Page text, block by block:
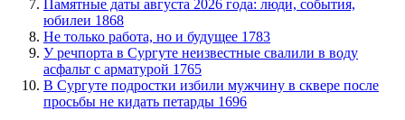
​Памятные даты августа 2026 года: люди, события,
юбилеи 1868
​Не только работа, но и будущее 1783
​У речпорта в Сургуте неизвестные свалили в воду
асфальт с арматурой 1765
В Сургуте подростки избили мужчину в сквере после
просьбы не кидать петарды 1696